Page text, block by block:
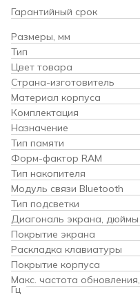
Гарантийный срок
Размеры, мм
Тип
Цвет товара
Страна-изготовитель
Материал корпуса
Комплектация
Назначение
Тип памяти
Форм-фактор RAM
Тип накопителя
Модуль связи Bluetooth
Тип подсветки
Диагональ экрана, дюймы
Покрытие экрана
Раскладка клавиатуры
Покрытие корпуса
Макс. частота обновления,
Гц